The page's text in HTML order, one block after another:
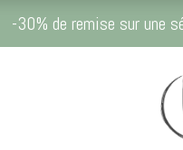
-30% de remise sur une